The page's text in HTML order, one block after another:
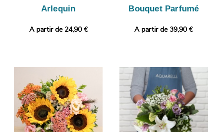
Arlequin
A partir de 24,90 €
Bouquet Parfumé
A partir de 39,90 €